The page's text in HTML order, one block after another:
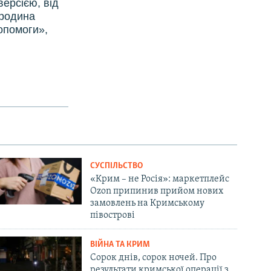
від
СУСПІЛЬСТВО
«Крим – не Росія»: маркетплейс
Ozon припинив прийом нових
замовлень на Кримському
півострові
ВІЙНА ТА КРИМ
Сорок днів, сорок ночей. Про